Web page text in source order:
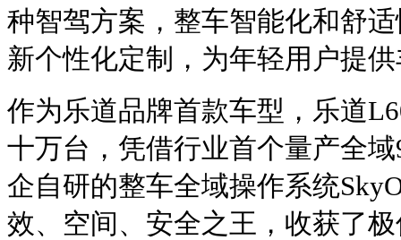
种智驾方案，整车智能化和舒
新个性化定制，为年轻用户提
作为乐道品牌首款车型，乐道
十万台，凭借行业首个量产全
企自研的整车全域操作系统
效、空间、安全之王，收获了